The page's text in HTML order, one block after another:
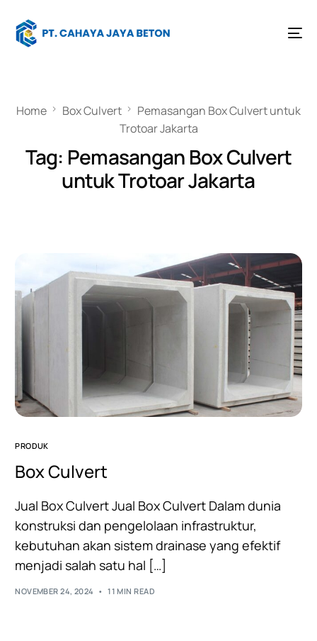
Home Box Culvert
Pemasangan Box Culvert untuk
Trotoar Jakarta
Tag: Pemasangan Box Culvert
untuk Trotoar Jakarta
PRODUK
Box Culvert
Jual Box Culvert Jual Box Culvert Dalam dunia
konstruksi dan pengelolaan infrastruktur,
kebutuhan akan sistem drainase yang efektif
menjadi salah satu hal […]
NOVEMBER 24, 2024 11 MIN READ